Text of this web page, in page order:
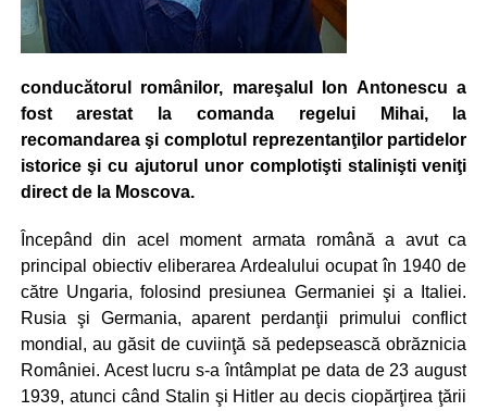
conducătorul românilor, mareşalul Ion Antonescu a
fost arestat la comanda regelui Mihai, la
recomandarea şi complotul reprezentanţilor partidelor
istorice şi cu ajutorul unor complotişti stalinişti veniţi
direct de la Moscova.
Începând din acel moment armata română a avut ca
principal obiectiv eliberarea Ardealului ocupat în 1940 de
către Ungaria, folosind presiunea Germaniei şi a Italiei.
Rusia şi Germania, aparent perdanţii primului conflict
mondial, au găsit de cuviinţă să pedep­sească obrăznicia
României. Acest lucru s-a întâmplat pe data de 23 august
1939, atunci când Stalin şi Hitler au decis ciopărţirea ţării